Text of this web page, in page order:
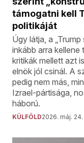
támogatni kell
politikáját
Úgy látja, a
inkább arra
kritikák mellett azt
elnök jól csinál. A
pedig nem más,
Izrael-pártisága,
háború.
KÜLFÖLD2026. máj. 24.